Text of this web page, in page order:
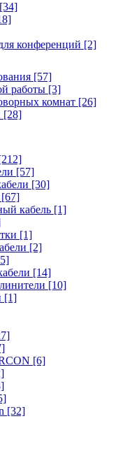
[34]
конференций [2]
[57]
работы [3]
комнат [26]
[28]
[57]
[30]
[67]
кабель [1]
[1]
[2]
[14]
[10]
[1]
[6]
[32]